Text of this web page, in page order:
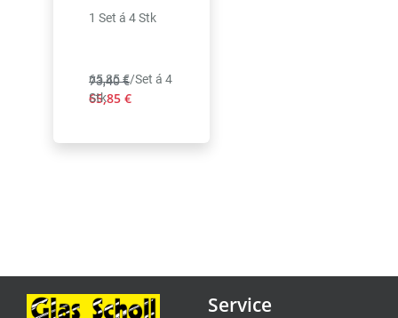
73,40 €
65,85 €
65,85 €/Set á 4
Stk
1 Set á 4 Stk
Service